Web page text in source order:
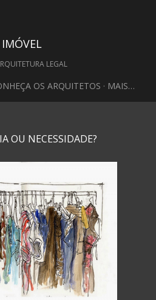
LEGAL
OS ARQUITETOS MAIS…
OU NECESSIDADE?